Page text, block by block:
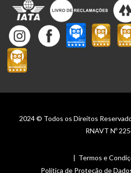
2024 © Todos os Direitos
RNAVT Nº
| Termos e
Política de Proteção de